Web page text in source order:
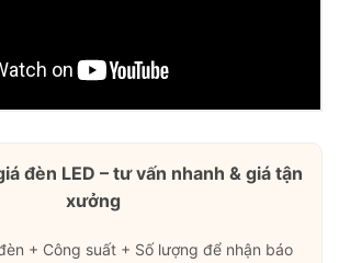
đèn LED – tư vấn nhanh & giá tận
xưởng
+ Công suất + Số lượng để nhận báo